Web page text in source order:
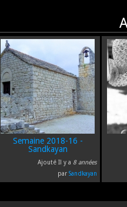
Semaine 2018-16 -
Sandkayan
Ajouté Il y a 8 années
par Sandkayan